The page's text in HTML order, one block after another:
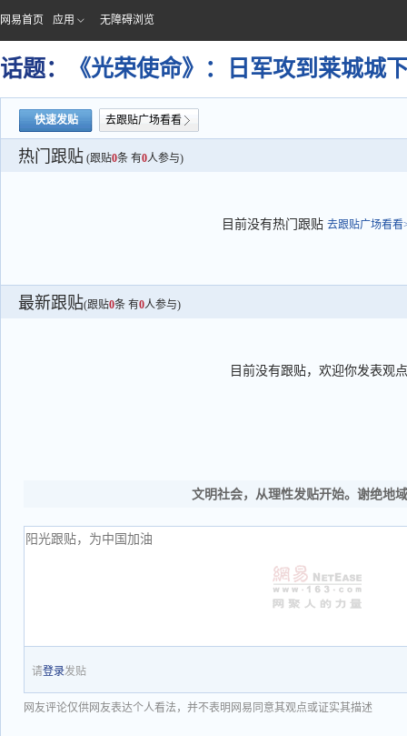
网易首页 应用 无障碍浏览
话题： 《光荣使命》：日军攻到莱城城
快速发贴 去跟贴广场看看
热门跟贴 (跟贴0条 有0人参与)
目前没有热门跟贴 去跟贴广场看看
最新跟贴(跟贴0条 有0人参与)
目前没有跟贴，欢迎你发表观点
文明社会，从理性发贴开始。谢绝地
请登录发贴
网友评论仅供网友表达个人看法，并不表明网易同意其观点或证实其描述